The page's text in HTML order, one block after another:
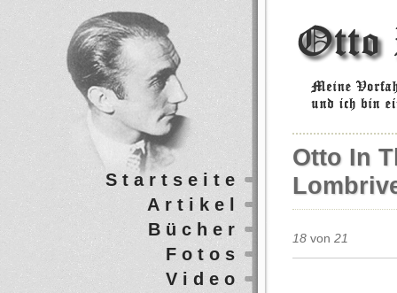
Otto In
18 von 21
Startseite
Artikel
Bücher
Fotos
Video